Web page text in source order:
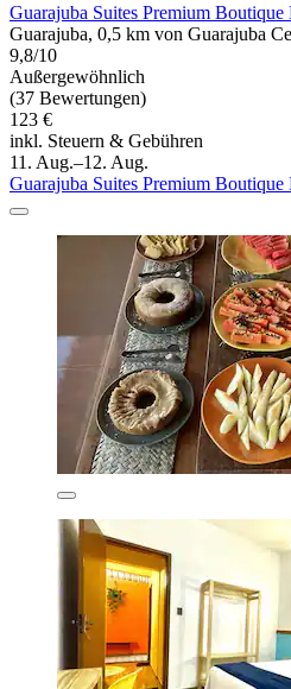
Guarajuba Suites Premium Boutique
Guarajuba, 0,5 km von Guarajuba
9,8/10
Außergewöhnlich
(37 Bewertungen)
123 €
inkl. Steuern & Gebühren
11. Aug.–12. Aug.
Guarajuba Suites Premium Boutique